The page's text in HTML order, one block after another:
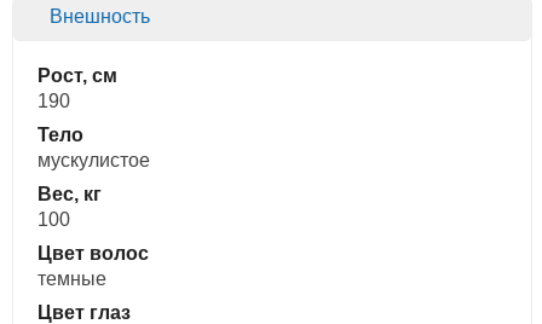
Внешность
Рост, см
190
Тело
мускулистое
Вес, кг
100
Цвет волос
темные
Цвет глаз